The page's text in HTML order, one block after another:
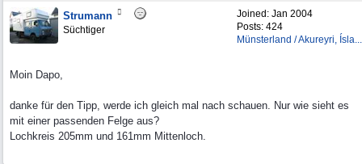
Joined: Jan 2004
Posts: 424
Münsterland / Akureyri, Ísla...
Strumann
Süchtiger
Moin Dapo,
danke für den Tipp, werde ich gleich mal nach schauen. Nur wie sieht es
mit einer passenden Felge aus?
Lochkreis 205mm und 161mm Mittenloch.